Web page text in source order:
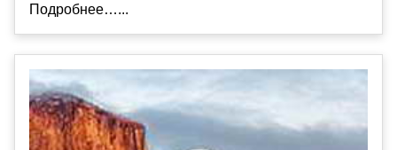
Подробнее…...